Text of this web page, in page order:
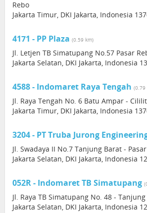
Rebo
Jakarta Timur, DKI Jakarta, Indonesia
4171 - PP Plaza (0.59 km)
Jl. Letjen TB Simatupang No.57 Pasar
Jakarta Selatan, DKI Jakarta, Indonesia
4588 - Indomaret Raya Tengah (0.79
Jl. Raya Tengah No. 6 Batu Ampar -
Jakarta Timur, DKI Jakarta, Indonesia
3204 - PT Truba Jurong
Jl. Swadaya II No.7 Tanjung Barat -
Jakarta Selatan, DKI Jakarta, Indonesia
052R - Indomaret TB Simatupang
Jl. Raya TB Simatupang No. 48 -
Jakarta Selatan, DKI Jakarta, Indonesia